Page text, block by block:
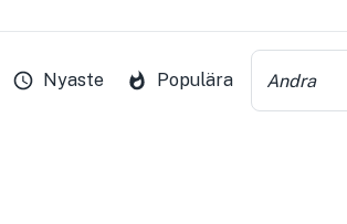
Nyaste Populära Andra